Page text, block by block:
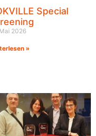
Special
2026
»